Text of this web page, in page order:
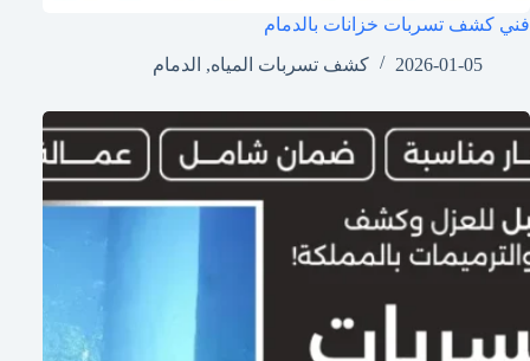
فني كشف تسربات خزانات بالدمام
2026-01-05
كشف تسربات المياه, الدمام